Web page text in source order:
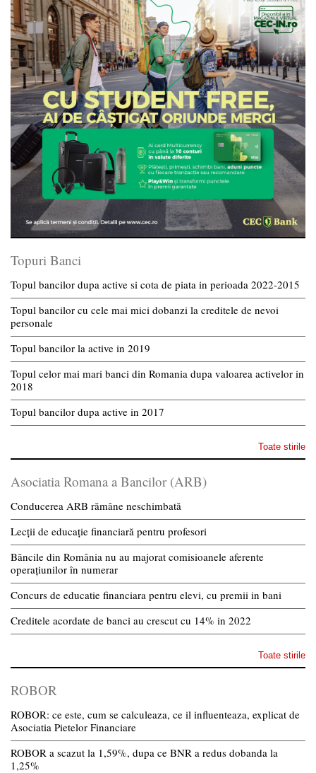
Topuri Banci
Topul bancilor dupa active si cota de piata in perioada 2022-2015
Topul bancilor cu cele mai mici dobanzi la creditele de nevoi
personale
Topul bancilor la active in 2019
Topul celor mai mari banci din Romania dupa valoarea activelor in
2018
Topul bancilor dupa active in 2017
Toate stirile
Asociatia Romana a Bancilor (ARB)
Conducerea ARB rămâne neschimbată
Lecții de educație financiară pentru profesori
Băncile din România nu au majorat comisioanele aferente
operațiunilor în numerar
Concurs de educatie financiara pentru elevi, cu premii in bani
Creditele acordate de banci au crescut cu 14% in 2022
Toate stirile
ROBOR
ROBOR: ce este, cum se calculeaza, ce il influenteaza, explicat de
Asociatia Pietelor Financiare
ROBOR a scazut la 1,59%, dupa ce BNR a redus dobanda la
1,25%